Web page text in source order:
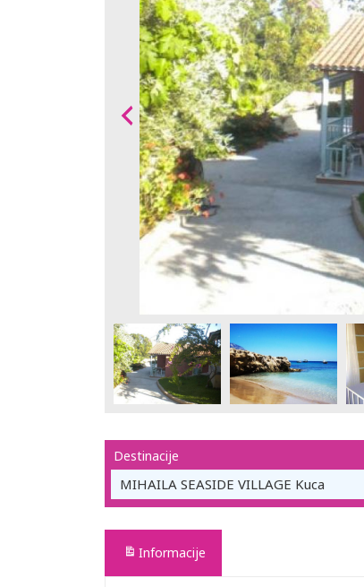
Destinacije
MIHAILA SEASIDE VILLAGE Kuca
Informacije